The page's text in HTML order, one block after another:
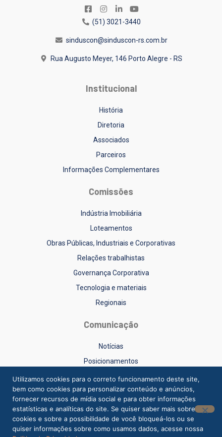
(51) 3021-3440
sinduscon@sinduscon-rs.com.br
Rua Augusto Meyer, 146 Porto Alegre - RS
Institucional
História
Diretoria
Associados
Parceiros
Informações Complementares
Comissões
Indústria Imobiliária
Loteamentos
Obras Públicas, Industriais e Corporativas
Relações trabalhistas
Governança Corporativa
Tecnologia e materiais
Regionais
Comunicação
Notícias
Posicionamentos
Sinduscon-RS na Mídia
Vídeos
Utilizamos cookies para o correto funcionamento deste site,
bem como cookies para personalizar conteúdo e anúncios,
fornecer recursos de mídia social e para obter informações
estatísticas e analíticas do site. Se quiser saber mais sobre
cookies e sobre a possibilidade de você bloqueá-los ou se
quiser informações sobre como usamos dados, acesse nossa